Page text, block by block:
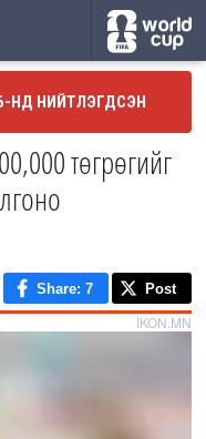
НД НИЙТЛЭГДСЭН
төгрөгийг
Share: 7 Post
IKON.MN